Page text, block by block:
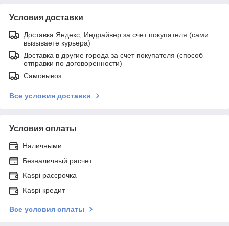
Условия доставки
Доставка Яндекс, Индрайвер за счет покупателя (сами
вызываете курьера)
Доставка в другие города за счет покупателя (способ
отправки по договоренности)
Самовывоз
Все условия доставки
Условия оплаты
Наличными
Безналичный расчет
Kaspi рассрочка
Kaspi кредит
Все условия оплаты